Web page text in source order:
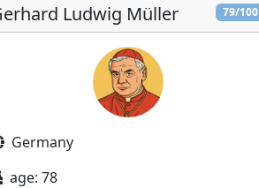
79/100
Ludwig Müller
Germany
age: 78